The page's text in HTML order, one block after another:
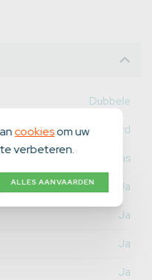
Dubbele
Geïnstalleerd
Aardgas
Ja
Ja
Ja
Ja
cookiesom uw
verbeteren.
ALLES AANVAARDEN